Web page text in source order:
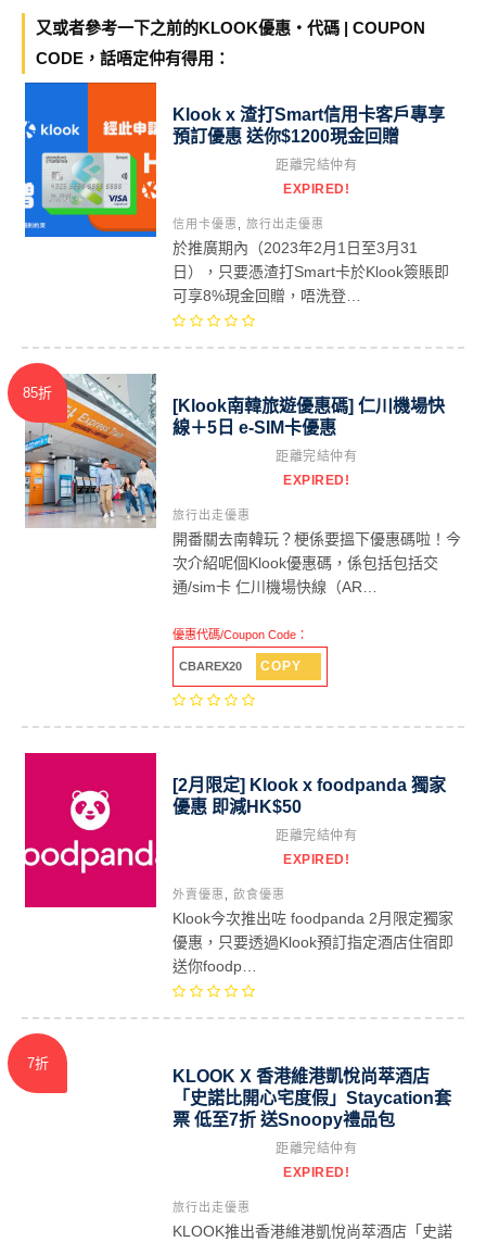
又或者參考一下之前的KLOOK優惠・代碼 | COUPON
CODE，話唔定仲有得用：
Klook x 渣打Smart信用卡客戶專享
預訂優惠 送你$1200現金回贈
距離完結仲有
EXPIRED!
信用卡優惠 旅行出走優惠
於推廣期內（2023年2月1日至3月31
日），只要憑渣打Smart卡於Klook簽賬即
可享8%現金回贈，唔洗登…
85折
[Klook南韓旅遊優惠碼] 仁川機場快
線＋5日 e-SIM卡優惠
距離完結仲有
EXPIRED!
旅行出走優惠
開番關去南韓玩？梗係要搵下優惠碼啦！今
次介紹呢個Klook優惠碼，係包括包括交
通/sim卡 仁川機場快線（AR…
優惠代碼/Coupon Code：
CBAREX20 COPY
[2月限定] Klook x foodpanda 獨家
優惠 即減HK$50
距離完結仲有
EXPIRED!
外賣優惠 飲食優惠
Klook今次推出咗 foodpanda 2月限定獨家
優惠，只要透過Klook預訂指定酒店住宿即
送你foodp…
7折
KLOOK X 香港維港凱悅尚萃酒店
「史諾比開心宅度假」Staycation套
票 低至7折 送Snoopy禮品包
距離完結仲有
EXPIRED!
旅行出走優惠
KLOOK推出香港維港凱悅尚萃酒店「史諾